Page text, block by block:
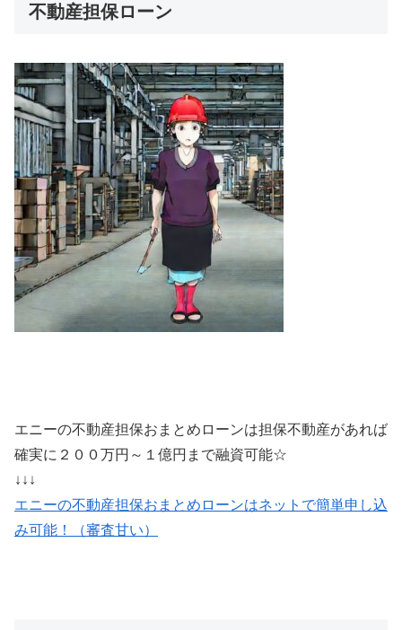
不動産担保ローン
エニーの不動産担保おまとめローンは担保不動産があれば
確実に２００万円～１億円まで融資可能☆
↓↓↓
エニーの不動産担保おまとめローンはネットで簡単申し込
み可能！（審査甘い）